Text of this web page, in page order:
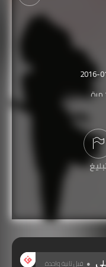
2016-
مرة
قبل ثانية واحدة